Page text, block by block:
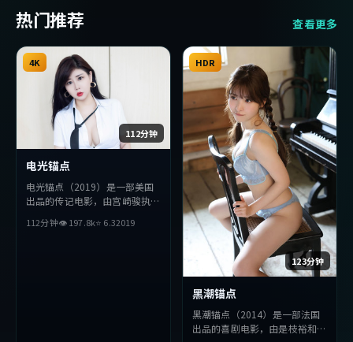
热门推荐 查看更多
112分钟
4K
电光锚点
电光锚点（2019）是一部美国
出品的传记电影，由宫崎骏执
拓哉等主演。影片在叙事与视听
112分钟👁197.8k⭐ 6.32019
123分钟
HDR
黑潮锚点
黑潮锚点（2014）是一部法国
出品的喜剧电影，由是枝裕和执